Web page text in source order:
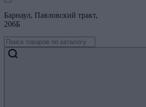
Барнаул, Павловский тракт,
206Б